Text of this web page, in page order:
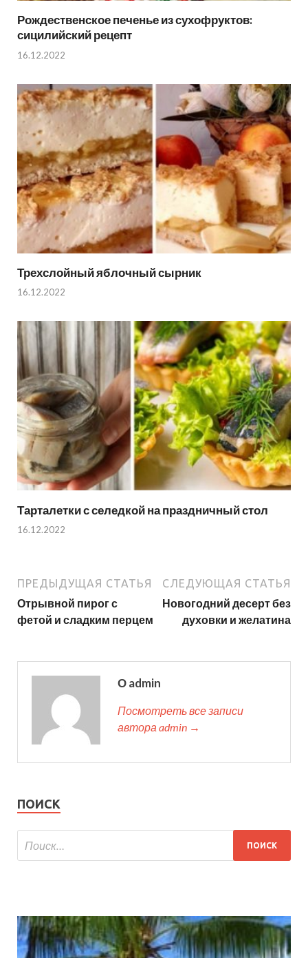
Рождественское печенье из сухофруктов:
сицилийский рецепт
16.12.2022
Трехслойный яблочный сырник
16.12.2022
Тарталетки с селедкой на праздничный стол
16.12.2022
ПРЕДЫДУЩАЯ СТАТЬЯ
Отрывной пирог с
фетой и сладким перцем
СЛЕДУЮЩАЯ СТАТЬЯ
Новогодний десерт без
духовки и желатина
О admin
Посмотреть все записи
автора admin →
ПОИСК